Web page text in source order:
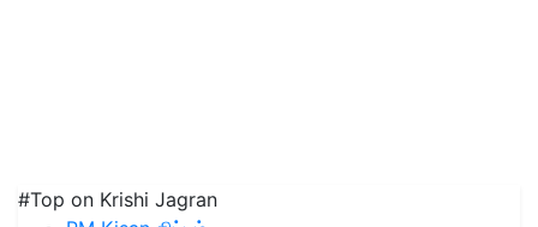
#Top on Krishi Jagran